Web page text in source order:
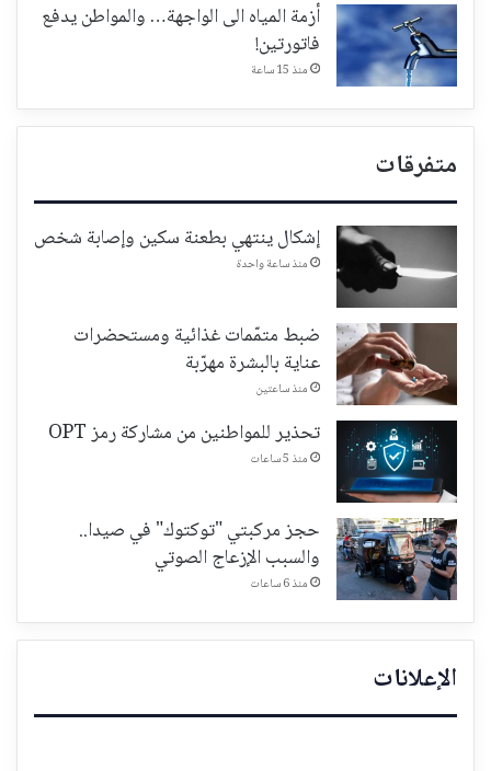
أزمة المياه الى الواجهة… والمواطن يدفع
فاتورتين!
منذ 15 ساعة
متفرقات
إشكال ينتهي بطعنة سكين وإصابة شخص
منذ ساعة واحدة
ضبط متمّمات غذائية ومستحضرات
عناية بالبشرة مهرّبة
منذ ساعتين
تحذير للمواطنين من مشاركة رمز OPT
منذ 5 ساعات
حجز مركبتي "توكتوك" في صيدا..
والسبب الإزعاج الصوتي
منذ 6 ساعات
الإعلانات